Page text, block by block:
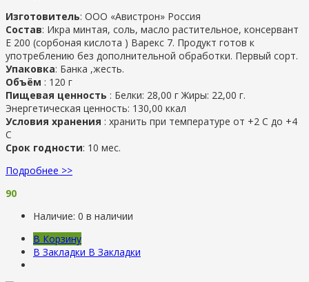
Изготовитель: ООО «Авистрон» Россия
Состав: Икра минтая, соль, масло растительное, консервант
Е 200 (сорбоная кислота ) Варекс 7. Продукт готов к
употреблению без дополнительной обработки. Первый сорт.
Упаковка: Банка ,жесть.
Объём : 120 г
Пищевая ценность : Белки: 28,00 г Жиры: 22,00 г.
Энергетическая ценность: 130,00 ккал
Условия хранения : хранить при температуре от +2 С до +4
С
Срок годности: 10 мес.
Подробнее >>
90
Наличие: 0 в наличии
В Корзину
В Закладки В Закладки